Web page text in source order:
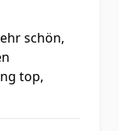
schön,
top,